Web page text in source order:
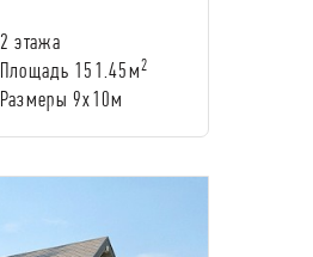
2 этажа
Площадь 151.45м2
Размеры 9х10м